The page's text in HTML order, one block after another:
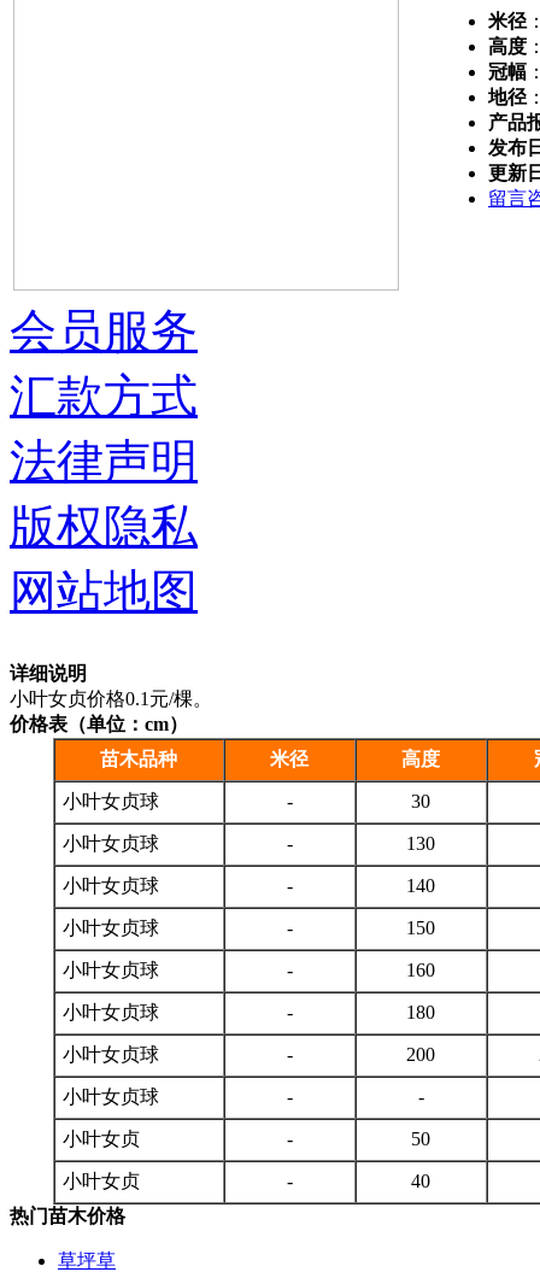
米径
高度
冠幅
地径
产品
发布
更新
留言
详细说明
小叶女贞价格0.1元/棵。
价格表（单位：cm）
苗木品种
米径 高度
小叶女贞球 - 30
小叶女贞球 - 130
小叶女贞球 - 140
小叶女贞球 - 150
小叶女贞球 - 160
小叶女贞球 - 180
小叶女贞球 - 200
小叶女贞球 - -
小叶女贞 - 50
小叶女贞 -
40
热门苗木价格
草坪草
会员服务
汇款方式
法律声明
版权隐私
网站地图